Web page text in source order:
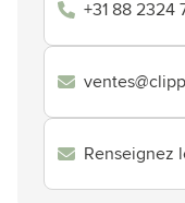
+31 88 2324
Renseignez